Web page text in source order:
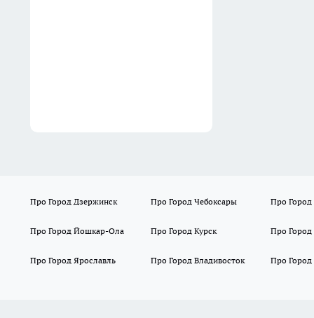
Про Город Дзержинск Про Город Чебоксары Про Город
Про Город Йошкар-Ола Про Город Курск Про
Про Город Ярославль Про Город Владивосток Про Город